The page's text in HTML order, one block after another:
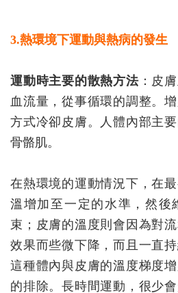
3.熱環境下運動與熱病的發生
運動時主要的散熱方法：皮
血流量，從事循環的調整。
方式冷卻皮膚。人體內部主
骨骼肌。
在熱環境的運動情況下，在
溫增加至一定的水準，然後
束；皮膚的溫度則會因為對
效果而些微下降，而且一直持
這種體內與皮膚的溫度梯度
的排除。長時間運動，很少